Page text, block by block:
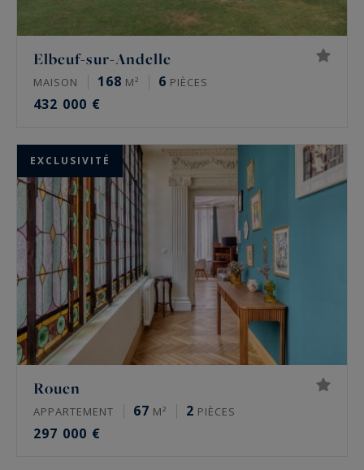
Elbeuf-sur-Andelle
MAISON 168 M² 6 PIÈCES
432 000 €
EXCLUSIVITÉ
Rouen
APPARTEMENT 67 M² 2 PIÈCES
297 000 €